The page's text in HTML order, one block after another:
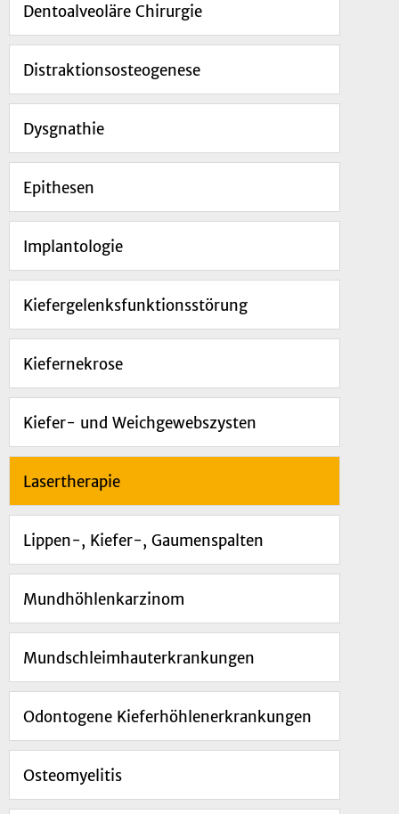
Dentoalveoläre Chirurgie
Distraktionsosteogenese
Dysgnathie
Epithesen
Implantologie
Kiefergelenksfunktionsstörung
Kiefernekrose
Kiefer- und Weichgewebszysten
Lasertherapie
Lippen-, Kiefer-, Gaumenspalten
Mundhöhlenkarzinom
Mundschleimhauterkrankungen
Odontogene Kieferhöhlenerkrankungen
Osteomyelitis